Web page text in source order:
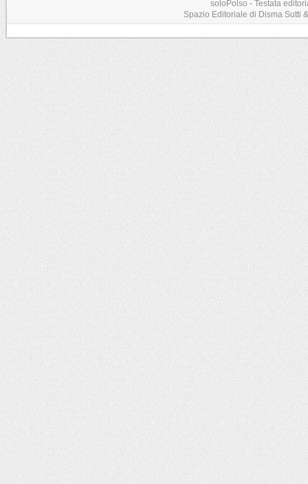
soloPolso - Testata
Spazio Editoriale di Disma Sutti